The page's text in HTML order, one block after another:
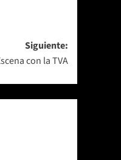
Siguiente:
con la TVA